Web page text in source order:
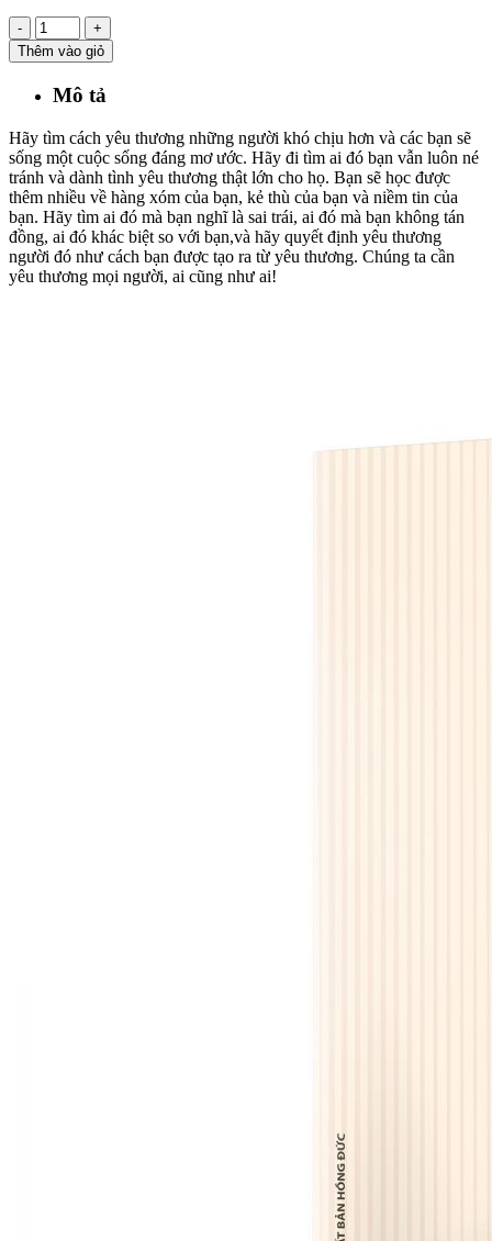
-
+
Thêm vào giỏ
Mô tả
Hãy tìm cách yêu thương những người khó chịu hơn và các bạn sẽ
sống một cuộc sống đáng mơ ước. Hãy đi tìm ai đó bạn vẫn luôn né
tránh và dành tình yêu thương thật lớn cho họ. Bạn sẽ học được
thêm nhiều về hàng xóm của bạn, kẻ thù của bạn và niềm tin của
bạn. Hãy tìm ai đó mà bạn nghĩ là sai trái, ai đó mà bạn không tán
đồng, ai đó khác biệt so với bạn,và hãy quyết định yêu thương
người đó như cách bạn được tạo ra từ yêu thương. Chúng ta cần
yêu thương mọi người, ai cũng như ai!